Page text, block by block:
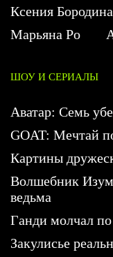
Ксения Бородина
Марьяна Ро
ШОУ И СЕРИАЛЫ
Аватар: Семь
GOAT: Мечтай
Картины
Волшебник
ведьма
Ганди молчал
Закулисье